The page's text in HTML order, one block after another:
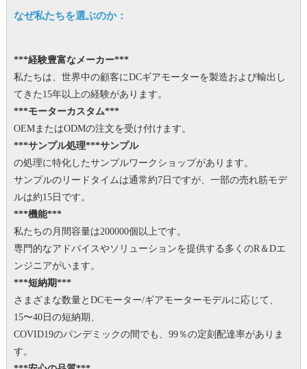
なぜ私たちを選ぶのか：
***経験豊富なメーカー***
私たちは、世界中の顧客にDCギアモーターを製造および輸出し
てきた15年以上の経験があります。
***モーターカスタム***
OEMまたはODMの注文を受け付けます。
***サンプル処理***サンプル
の処理に特化したサンプルワークショップがあります。
サンプルのリードタイムは通常約7日ですが、一部の売れ筋モデ
ルは約15日です。
***機能***
私たちの月間容量は200000個以上です。
専門的なアドバイスやソリューションを提供する多くのR＆Dエ
ンジニアがいます。
***短納期***
さまざまな数量とDCモーター/ギアモーターモデルに応じて、
15〜40日の短納期、
COVID19のパンデミックの間でも、99％の定刻配達率がありま
す。